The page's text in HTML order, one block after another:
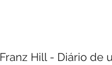
Franz Hill - Diário de